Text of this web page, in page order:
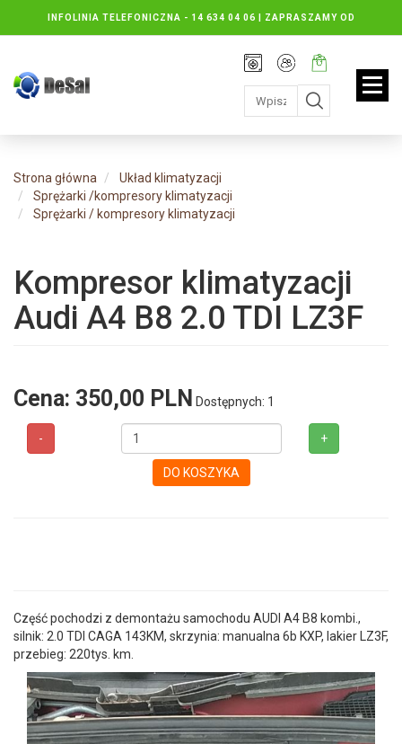
INFOLINIA TELEFONICZNA - 14 634 04 06 | ZAPRASZAMY OD
PONIEDZIAŁKU DO PIĄTKU : 8.30 DO 16.30, SOBOTY: 8.30 DO 13.00
Rejestracja
Moje
konto
Twój
koszyk:
jest
pusty
Strona główna
Układ klimatyzacji
Sprężarki /kompresory klimatyzacji
Sprężarki / kompresory klimatyzacji
Kompresor klimatyzacji
Audi A4 B8 2.0 TDI LZ3F
Cena: 350,00 PLN Dostępnych: 1
- +
DO KOSZYKA
Część pochodzi z demontażu samochodu AUDI A4 B8 kombi.,
silnik: 2.0 TDI CAGA 143KM, skrzynia: manualna 6b KXP, lakier LZ3F,
przebieg: 220tys. km.